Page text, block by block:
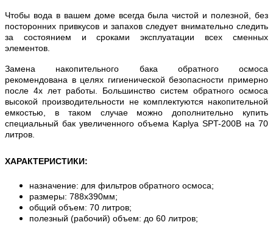
Чтобы вода в вашем доме всегда была чистой и полезной, без
посторонних привкусов и запахов следует внимательно следить
за состоянием и сроками эксплуатации всех сменных
элементов.
Замена накопительного бака обратного осмоса
рекомендована в целях гигиенической безопасности примерно
после 4х лет работы. Большинство систем обратного осмоса
высокой производительности не комплектуются накопительной
емкостью, в таком случае можно дополнительно купить
специальный бак увеличенного объема Kaplya SPT-200B на 70
литров.
ХАРАКТЕРИСТИКИ:
назначение: для фильтров обратного осмоса;
размеры: 788х390мм;
общий объем: 70 литров;
полезный (рабочий) объем: до 60 литров;